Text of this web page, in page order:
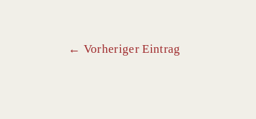
← Vorheriger Eintrag